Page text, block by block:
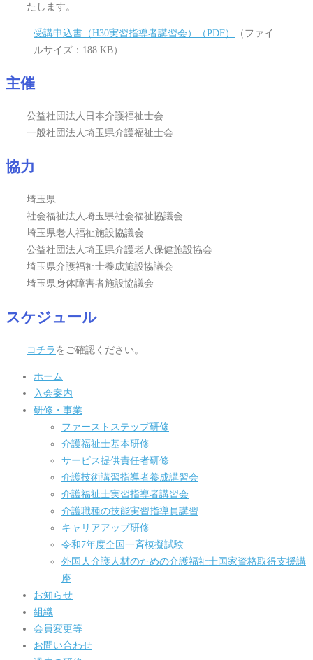
たします。
受講申込書（H30実習指導者講習会）（PDF）
（ファイ
ルサイズ：188 KB）
主催
公益社団法人日本介護福祉士会
一般社団法人埼玉県介護福祉士会
協力
埼玉県
社会福祉法人埼玉県社会福祉協議会
埼玉県老人福祉施設協議会
公益社団法人埼玉県介護老人保健施設協会
埼玉県介護福祉士養成施設協議会
埼玉県身体障害者施設協議会
スケジュール
コチラ をご確認ください。
ホーム
入会案内
研修・事業
ファーストステップ研修
介護福祉士基本研修
サービス提供責任者研修
介護技術講習指導者養成講習会
介護福祉士実習指導者講習会
介護職種の技能実習指導員講習
キャリアアップ研修
令和7年度全国一斉模擬試験
外国人介護人材のための介護福祉士国家資格取得支援講
座
お知らせ
組織
会員変更等
お問い合わせ